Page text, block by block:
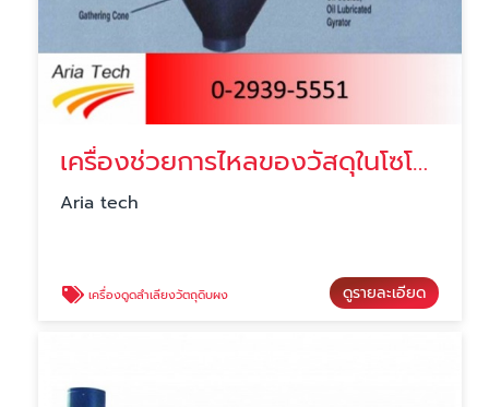
เครื่องช่วยการไหลของวัสดุในโซโล ราคา
Aria tech
เครื่องดูดลำเลียงวัตถุดิบผง ดูรายละเอียด